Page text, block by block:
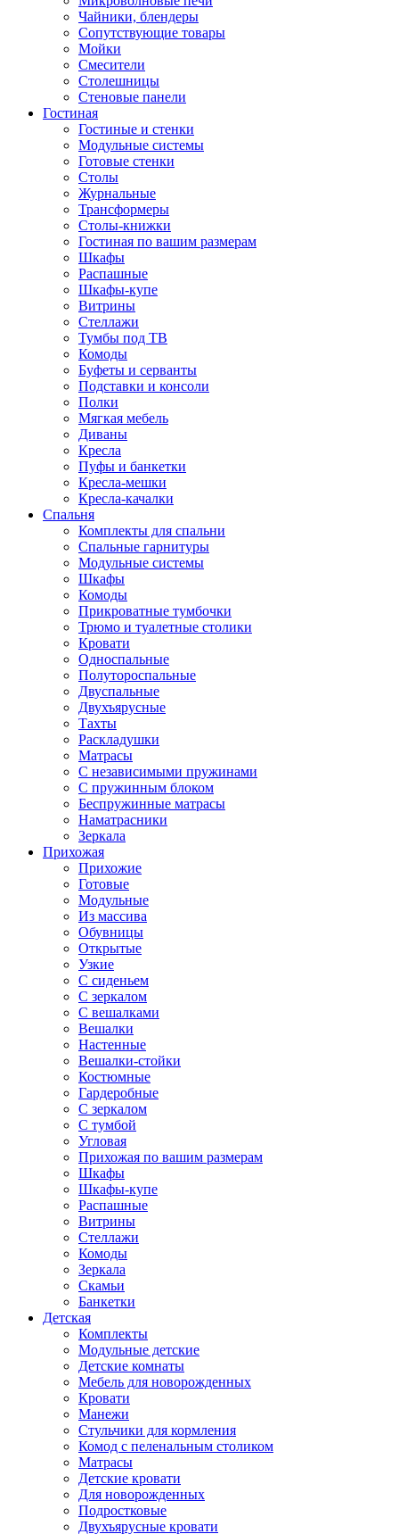
Чайники, блендеры
Сопутствующие товары
Мойки
Смесители
Столешницы
Стеновые панели
Гостиная
Гостиные и стенки
Модульные системы
Готовые стенки
Столы
Журнальные
Трансформеры
Столы-книжки
Гостиная по вашим размерам
Шкафы
Распашные
Шкафы-купе
Витрины
Стеллажи
Тумбы под ТВ
Комоды
Буфеты и серванты
Подставки и консоли
Полки
Мягкая мебель
Диваны
Кресла
Пуфы и банкетки
Кресла-мешки
Кресла-качалки
Спальня
Комплекты для спальни
Спальные гарнитуры
Модульные системы
Шкафы
Комоды
Прикроватные тумбочки
Трюмо и туалетные столики
Кровати
Односпальные
Полутороспальные
Двуспальные
Двухъярусные
Тахты
Раскладушки
Матрасы
С независимыми пружинами
С пружинным блоком
Беспружинные матрасы
Наматрасники
Зеркала
Прихожая
Прихожие
Готовые
Модульные
Из массива
Обувницы
Открытые
Узкие
С сиденьем
С зеркалом
С вешалками
Вешалки
Настенные
Вешалки-стойки
Костюмные
Гардеробные
С зеркалом
С тумбой
Угловая
Прихожая по вашим размерам
Шкафы
Шкафы-купе
Распашные
Витрины
Стеллажи
Комоды
Зеркала
Скамьи
Банкетки
Детская
Комплекты
Модульные детские
Детские комнаты
Мебель для новорожденных
Кровати
Манежи
Стульчики для кормления
Комод с пеленальным столиком
Матрасы
Детские кровати
Для новорожденных
Подростковые
Двухъярусные кровати